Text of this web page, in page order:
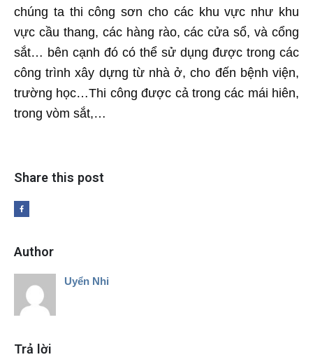
chúng ta thi công sơn cho các khu vực như khu
vực cầu thang, các hàng rào, các cửa sổ, và cổng
sắt… bên cạnh đó có thể sử dụng được trong các
công trình xây dựng từ nhà ở, cho đến bệnh viện,
trường học…Thi công được cả trong các mái hiên,
trong vòm sắt,…
Share this post
Author
Uyển Nhi
Trả lời